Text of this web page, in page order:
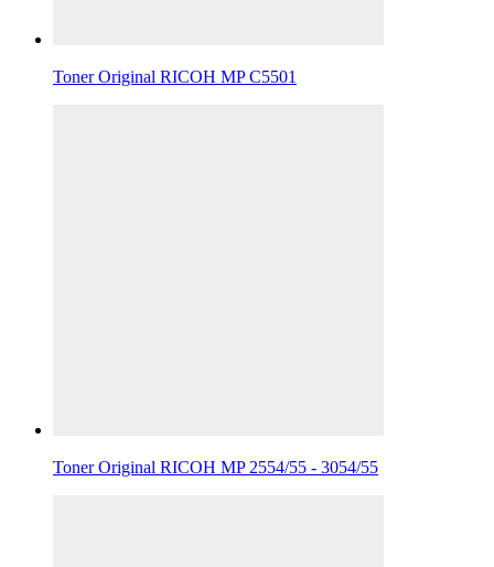
Toner Original RICOH MP C5501
Toner Original RICOH MP 2554/55 - 3054/55